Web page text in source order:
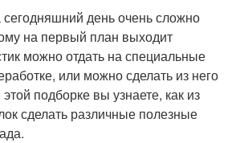
день очень сложно
на первый план выходит
можно отдать на специальные
или можно сделать из него
подборке вы узнаете, как из
сделать различные полезные